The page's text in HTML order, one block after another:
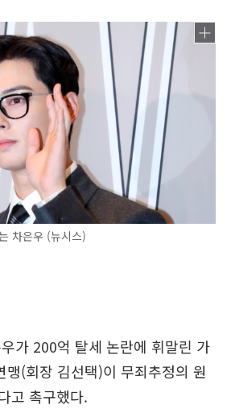
차은우 (뉴시스)
가 200억 탈세 논란에 휘말린 가
맹(회장 김선택)이 무죄추정의 원
고 촉구했다.